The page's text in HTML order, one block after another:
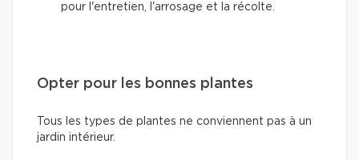
pour l'entretien, l'arrosage et la récolte.
Opter pour les bonnes plantes
Tous les types de plantes ne conviennent pas à un
jardin intérieur.